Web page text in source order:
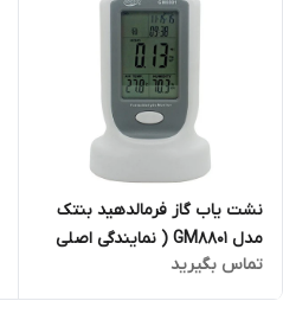
نشت یاب گاز فرمالدهید بنتک
مدل GM8801 ( نمایندگی اصلی
جوش آزما تجهیز)
تماس بگیرید